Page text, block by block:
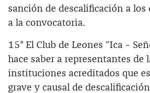
sanción de descalificación a los
a la convocatoria.
15° El Club de Leones “Ica –
hace saber a representantes de
instituciones acreditados que
grave y causal de